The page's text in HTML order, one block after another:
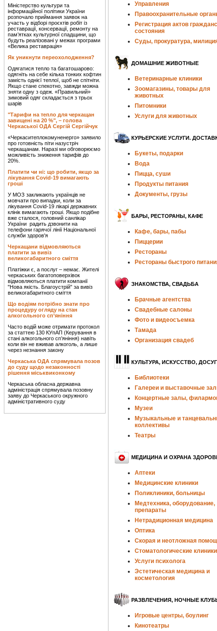
Міністерство культури та
інформаційної політики України
розпочало приймання заявок на
участь у відборі проєктів робіт із
реставрації, консервації, ремонту на
пам’ятках культурної спадщини, що
будуть реалізовані у межах програми
«Велика реставрація»
Як уникнути переохолодження?
Одягатися тепло та багатошарово:
одягніть на себе кілька тонких кофтин
замість однієї теплої, щоб не спітніти.
Якщо стане спекотно, завжди можна
зняти одну з одеж. «Правильний»
зимовий одяг складається з трьох
шарів
"Тарифи на тепло для черкащан
завищені на 20 %", – голова
Черкаської ОДА Сергій Сергійчук
«Черкаситеплокомуненерго» заявило
про готовність піти назустріч
черкащанам. Наразі ми обговорюємо
можливість зниження тарифів до
20%.
Платити чи ні: що робити, якщо за
лікування Covid-19 вимагають
гроші
У МОЗ закликають українців не
мовчати про випадки, коли за
лікування Covid-19 лікарі державних
клінік вимагають гроші. Якщо подібне
вже сталося, головний санлікар
України радить дзвонити на
телефони гарячої лінії Національної
служби здоров'я
Черкащани відмовляються
платити за вивіз
великогабаритного сміття
Платіжки є, а послуг – немає. Жителі
черкаських багатоповерхівок
відмовляються платити компанії
"Нова якість. Благоустрій" за вивіз
великогабаритного сміття
Що водіям потрібно знати про
процедуру огляду на стан
алкогольного сп’яніння
Часто водій може отримати протокол
за статтею 130 КУпАП (Керування в
стані алкогольного сп’яніння) навіть
коли він не вживав алкоголь, а лише
через незнання закону
Черкаська ОДА спрямувала позов
до суду щодо незаконності
рішення міськвиконкому
Черкаська обласна державна
адміністрація спрямувала позовну
заяву до Черкаського окружного
адміністративного суду
Управления
Правоохранительные
Регистрация актов
состояния
Суды, прокуратура,
ДОМАШНИЕ ЖИВОТНЫЕ
Ветеринарные клиники
Зоомагазины, товары для
животных
Питомники
Услуги для животных
КУРЬЕРСКИЕ УСЛУГИ.
Букеты, подарки
Вода
Пицца, суши
Продукты питания
Документы, грузы
БАРЫ, РЕСТОРАНЫ, КАФЕ
Кафе, бары, пабы
Пиццерии
Рестораны
Рестораны быстрого
ЗНАКОМСТВА, СВАДЬБА
Брачные агентства
Свадебные салоны
Фото и видеосъемка
Тамада
Организация свадеб
КУЛЬТУРА, ИСКУССТВО, ДОСУГ
Библиотеки
Галереи и выставочные
Концертные залы,
Музеи
Музыкальные и
коллективы
Театры
МЕДИЦИНА И ОХРАНА
Аптеки
Медицинские клиники
Поликлиники, больницы
Медтехника, оборудование,
препараты
Нетрадиционная медицина
Оптика
Скорая и неотложная
Стоматологические клиники
Услуги психолога
Эстетическая медицина и
косметология
РАЗВЛЕЧЕНИЯ, НОЧНЫЕ
Игровые центры, боулинг
Кинотеатры